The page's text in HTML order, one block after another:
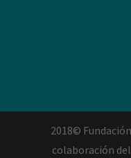
2018©
colaboración